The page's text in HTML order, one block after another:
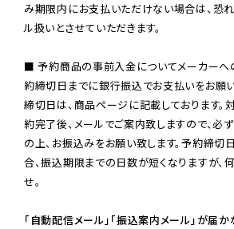
み期限内にお支払いただけない場合は、恐
ル扱いとさせていただきます。
■ 予約商品の事前入金についてメーカーへ
約締切日までに銀行振込でお支払いをお願
締切日は、商品ページに記載しております。
約完了後、メールでご案内致しますので、必
の上、お振込みをお願い致します。予約締
合、振込期限までの日数が短くなりますが、
せ。
「自動配信メール」「振込案内メール」が届